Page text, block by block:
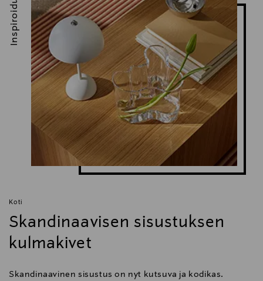
Koti
Skandinaavisen sisustuksen
kulmakivet
Skandinaavinen sisustus on nyt kutsuva ja kodikas.
Inspiroidu